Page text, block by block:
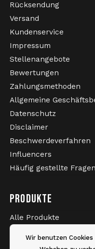
Rücksendung
Versand
Kundenservice
Impressum
Stellenangebote
Bewertungen
Zahlungsmethoden
Allgemeine
Datenschutz
Disclaimer
Beschwerdeverfahren
Influencers
Häufig gestellte Fragen
PRODUKTE
Alle Produkte
Wir benutzen